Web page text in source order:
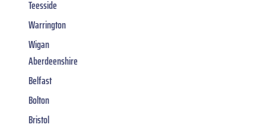
Teesside
Warrington
Wigan
Aberdeenshire
Belfast
Bolton
Bristol